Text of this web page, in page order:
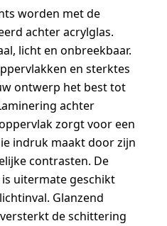
worden met de
achter acrylglas.
licht en onbreekbaar.
en sterktes
ontwerp het best tot
achter
zorgt voor een
indruk maakt door zijn
contrasten. De
uitermate geschikt
Glanzend
de schittering